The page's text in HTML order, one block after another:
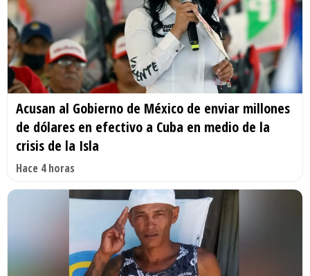
Acusan al Gobierno de México de enviar millones
de dólares en efectivo a Cuba en medio de la
crisis de la Isla
Hace 4 horas